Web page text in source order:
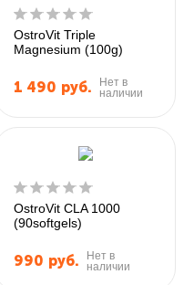
OstroVit Triple
Magnesium (100g)
1 490 руб.
Нет в
наличии
OstroVit CLA 1000
(90softgels)
990 руб.
Нет в
наличии